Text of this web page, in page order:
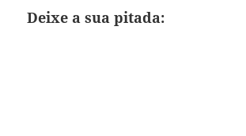
Deixe a sua pitada: